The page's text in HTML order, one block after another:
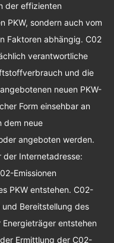
der effizienten
PKW, sondern auch vom
Faktoren abhängig. C02
verantwortliche
und die
neuen PKW-
Form einsehbar an
dem neue
angeboten werden.
Internetadresse:
Emissionen
PKW entstehen. C02-
Bereitstellung des
entstehen
Ermittlung der C02-